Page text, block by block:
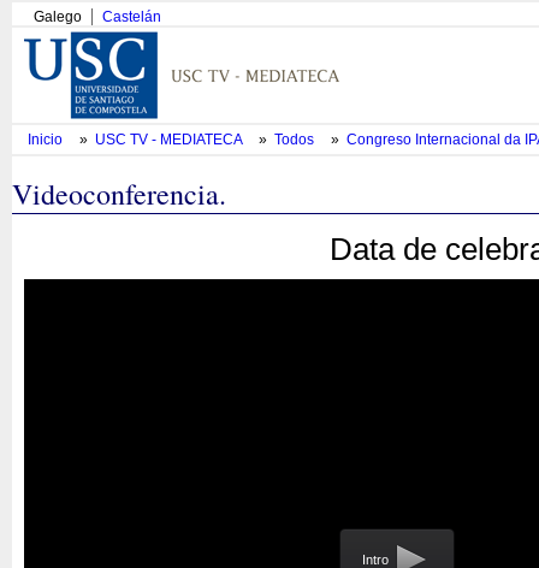
Galego Castelán
Inicio » USC TV - MEDIATECA » Todos » Congreso Internacional da
Videoconferencia.
Data de
Intro